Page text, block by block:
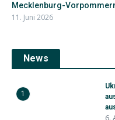
Mecklenburg-
11. Juni 2026
News
1
6.